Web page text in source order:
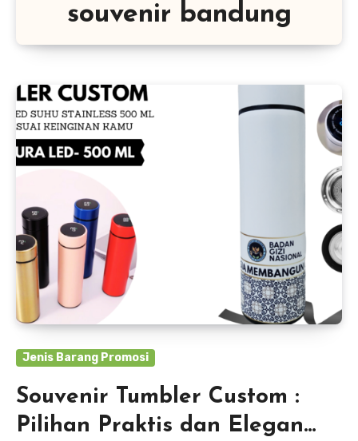
souvenir bandung
Jenis Barang Promosi
Souvenir Tumbler Custom :
Pilihan Praktis dan Elegan